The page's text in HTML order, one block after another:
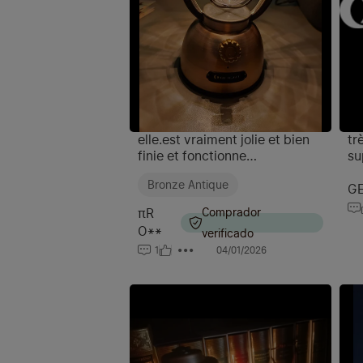
elle.est vraiment jolie et bien
finie et fonctionne
blanche et jaune et grosse
Bronze Antique
πR
O**
Comprador
verificado
1 04/01/2026